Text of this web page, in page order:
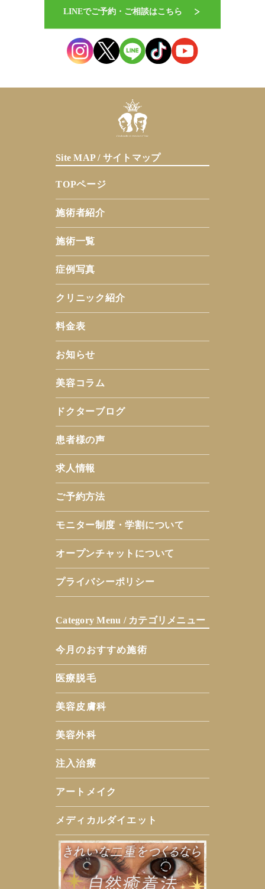
Site MAP / サイトマップ
TOPページ
施術者紹介
施術一覧
症例写真
クリニック紹介
料金表
お知らせ
美容コラム
ドクターブログ
患者様の声
求人情報
ご予約方法
モニター制度・学割について
オープンチャットについて
プライバシーポリシー
Category Menu / カテゴリメニュー
今月のおすすめ施術
医療脱毛
美容皮膚科
美容外科
注入治療
アートメイク
メディカルダイエット